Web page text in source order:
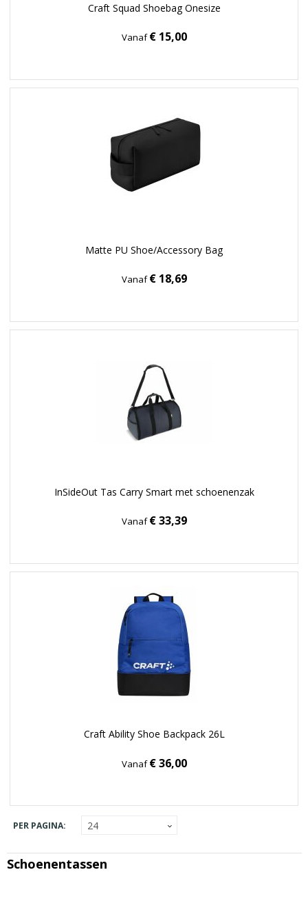
Craft Squad Shoebag Onesize
Vanaf€ 15,00
Matte PU Shoe/Accessory Bag
Vanaf€ 18,69
InSideOut Tas Carry Smart met schoenenzak
Vanaf€ 33,39
Craft Ability Shoe Backpack 26L
Vanaf€ 36,00
PER PAGINA:
Schoenentassen